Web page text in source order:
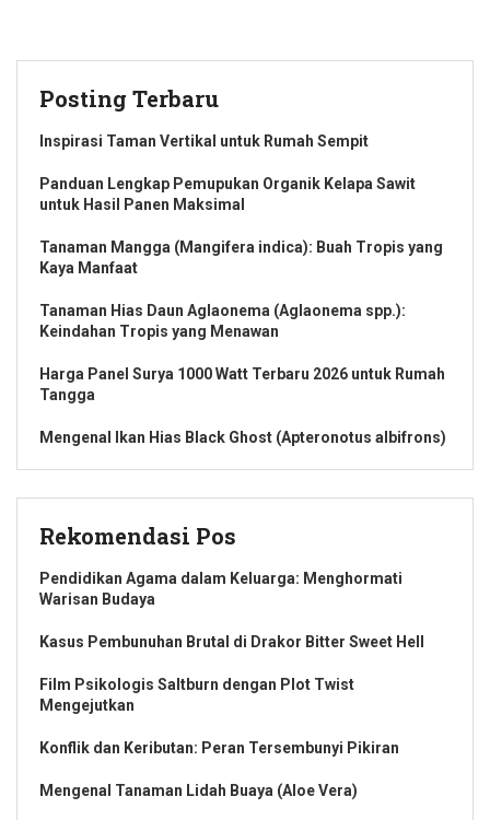
Posting Terbaru
Inspirasi Taman Vertikal untuk Rumah Sempit
Panduan Lengkap Pemupukan Organik Kelapa Sawit
untuk Hasil Panen Maksimal
Tanaman Mangga (Mangifera indica): Buah Tropis yang
Kaya Manfaat
Tanaman Hias Daun Aglaonema (Aglaonema spp.):
Keindahan Tropis yang Menawan
Harga Panel Surya 1000 Watt Terbaru 2026 untuk Rumah
Tangga
Mengenal Ikan Hias Black Ghost (Apteronotus albifrons)
Rekomendasi Pos
Pendidikan Agama dalam Keluarga: Menghormati
Warisan Budaya
Kasus Pembunuhan Brutal di Drakor Bitter Sweet Hell
Film Psikologis Saltburn dengan Plot Twist
Mengejutkan
Konflik dan Keributan: Peran Tersembunyi Pikiran
Mengenal Tanaman Lidah Buaya (Aloe Vera)